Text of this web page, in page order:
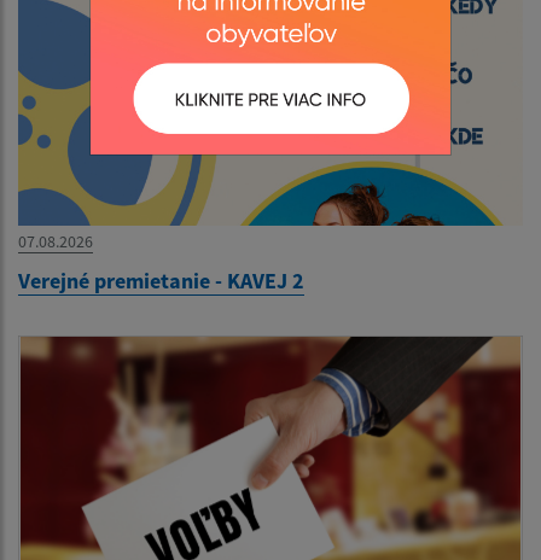
07.08.2026
Verejné premietanie - KAVEJ 2